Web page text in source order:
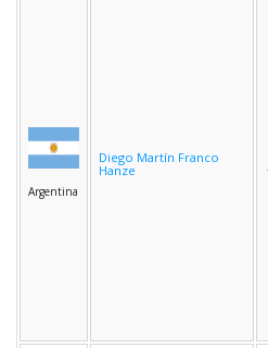
Argentina
Diego Martín Franco
Hanze